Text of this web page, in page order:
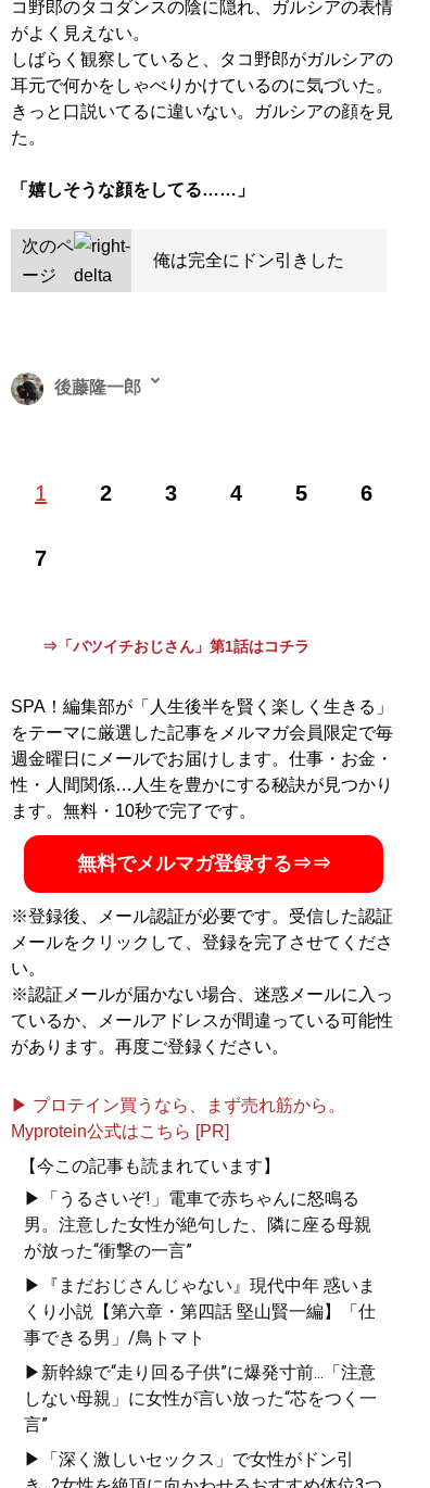
コ野郎のタコダンスの陰に隠れ、ガルシアの表情
がよく見えない。
しばらく観察していると、タコ野郎がガルシアの
耳元で何かをしゃべりかけているのに気づいた。
きっと口説いてるに違いない。ガルシアの顔を見
た。
「嬉しそうな顔をしてる……」
次のペ
ージ
俺は完全にドン引きした
1 2 3 4 5 6
7
後藤隆一郎
(株)のADとして日本テレビ「天才たけしの元気が出るテ
(日本テレビ)の立ち上げメンバーとなり、その後フリー
のディレクターとして「ザ！世界仰天ニュース」(日本テ
ジネーション」を創設し、「マツケンサンバⅡ」のブレ
「政治家と話そう」（Google）など数々の作品を手掛け
る。離婚をきっかけにディレクターを休業し、世界一周
に挑戦。その様子を「日刊SPA!」にて連載し人気を博し
た。現在は、映像制作だけでなく、YouTuber、ラジオ出
演など、出演者としても多岐に渡り活動中。Youtubuチ
ャンネル「 Enjoy on the Earth 〜地球の遊び方〜
中
https://www.youtube.com/@gottsu/about
『花嫁を探しに、世界一周の旅に出た (わたし
の旅ブックス)』
抱腹絶倒・感慨無量のノンフィクション巨編！
記事一覧へ
⇒「バツイチおじさん」第1話はコチラ
SPA！編集部が「人生後半を賢く楽しく生きる」
をテーマに厳選した記事をメルマガ会員限定で毎
週金曜日にメールでお届けします。仕事・お金・
性・人間関係…人生を豊かにする秘訣が見つかり
ます。無料・10秒で完了です。
無料でメルマガ登録する⇒⇒
※登録後、メール認証が必要です。受信した認証
メールをクリックして、登録を完了させてくださ
い。
※認証メールが届かない場合、迷惑メールに入っ
ているか、メールアドレスが間違っている可能性
があります。再度ご登録ください。
▶ プロテイン買うなら、まず売れ筋から。
Myprotein公式はこちら [PR]
【今この記事も読まれています】
▶「うるさいぞ!」電車で赤ちゃんに怒鳴る
男。注意した女性が絶句した、隣に座る母親
が放った“衝撃の一言”
▶『まだおじさんじゃない』現代中年 惑いま
くり小説【第六章・第四話 堅山賢一編】「仕
事できる男」/鳥トマト
▶新幹線で“走り回る子供”に爆発寸前...「注意
しない母親」に女性が言い放った“芯をつく一
言”
▶「深く激しいセックス」で女性がドン引